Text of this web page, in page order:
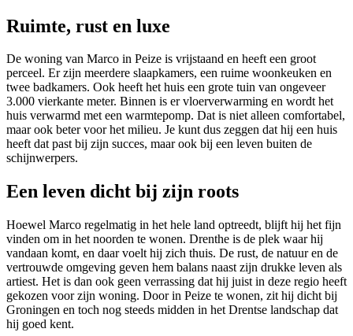
Ruimte, rust en luxe
De woning van Marco in Peize is vrijstaand en heeft een groot
perceel. Er zijn meerdere slaapkamers, een ruime woonkeuken en
twee badkamers. Ook heeft het huis een grote tuin van ongeveer
3.000 vierkante meter. Binnen is er vloerverwarming en wordt het
huis verwarmd met een warmtepomp. Dat is niet alleen comfortabel,
maar ook beter voor het milieu. Je kunt dus zeggen dat hij een huis
heeft dat past bij zijn succes, maar ook bij een leven buiten de
schijnwerpers.
Een leven dicht bij zijn roots
Hoewel Marco regelmatig in het hele land optreedt, blijft hij het fijn
vinden om in het noorden te wonen. Drenthe is de plek waar hij
vandaan komt, en daar voelt hij zich thuis. De rust, de natuur en de
vertrouwde omgeving geven hem balans naast zijn drukke leven als
artiest. Het is dan ook geen verrassing dat hij juist in deze regio heeft
gekozen voor zijn woning. Door in Peize te wonen, zit hij dicht bij
Groningen en toch nog steeds midden in het Drentse landschap dat
hij goed kent.